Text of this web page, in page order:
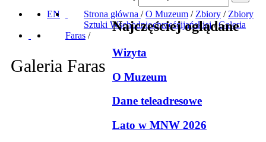
Najczęściej oglądane
Wizyta
O Muzeum
Dane teleadresowe
Lato w MNW 2026
EN Strona główna / O Muzeum / Zbiory / Zbiory
Sztuki Wschodniochrześcijańskiej/ Galeria
Faras /
Galeria Faras